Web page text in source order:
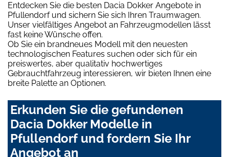
Entdecken Sie die besten Dacia Dokker Angebote in
Pfullendorf und sichern Sie sich Ihren Traumwagen.
Unser vielfältiges Angebot an Fahrzeugmodellen lässt
fast keine Wünsche offen.
Ob Sie ein brandneues Modell mit den neuesten
technologischen Features suchen oder sich für ein
preiswertes, aber qualitativ hochwertiges
Gebrauchtfahrzeug interessieren, wir bieten Ihnen eine
breite Palette an Optionen.
Erkunden Sie die gefundenen
Dacia Dokker Modelle in
Pfullendorf und fordern Sie Ihr
Angebot an